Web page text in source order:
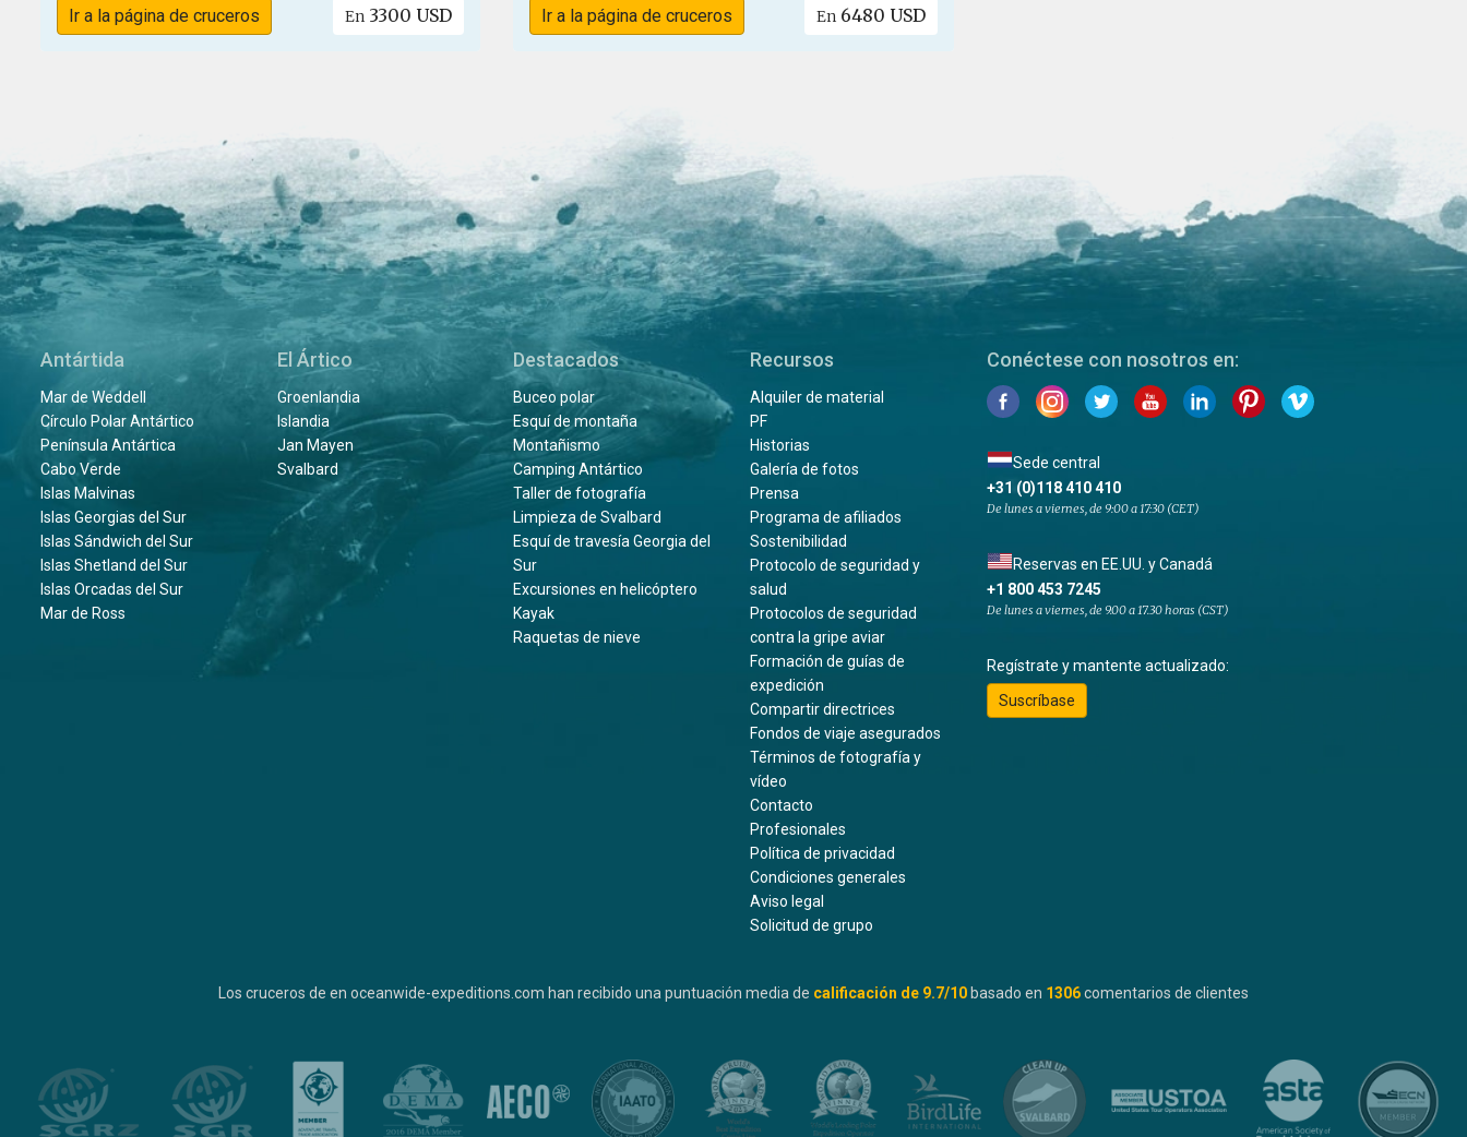
Ir a la página de cruceros En 3300 USD Ir a la página de cruceros En6480 USD
Antártida
Mar de Weddell
Círculo Polar Antártico
Península Antártica
Cabo Verde
Islas Malvinas
Islas Georgias del Sur
Islas Sándwich del Sur
Islas Shetland del Sur
Islas Orcadas del Sur
Mar de Ross
El Ártico
Groenlandia
Islandia
Jan Mayen
Svalbard
Destacados
Buceo polar
Esquí de montaña
Montañismo
Camping Antártico
Taller de fotografía
Limpieza de Svalbard
Esquí de travesía Georgia del
Sur
Excursiones en helicóptero
Kayak
Raquetas de nieve
Recursos
Alquiler de material
PF
Historias
Galería de fotos
Prensa
Programa de afiliados
Sostenibilidad
Protocolo de seguridad y
salud
Protocolos de seguridad
contra la gripe aviar
Formación de guías de
expedición
Compartir directrices
Fondos de viaje asegurados
Términos de fotografía y
vídeo
Contacto
Profesionales
Política de privacidad
Condiciones generales
Aviso legal
Solicitud de grupo
Conéctese con nosotros en:
Sede central
+31 (0)118 410 410
De lunes a viernes, de 9:00 a 17:30 (CET)
Reservas en EE.UU. y Canadá
+1 800 453 7245
De lunes a viernes, de 9.00 a 17.30 horas (CST)
Regístrate y mantente actualizado:
Suscríbase
Los cruceros de en oceanwide-expeditions.com han recibido una puntuación media de calificación de 9.7/10 basado en 1306comentarios de clientes